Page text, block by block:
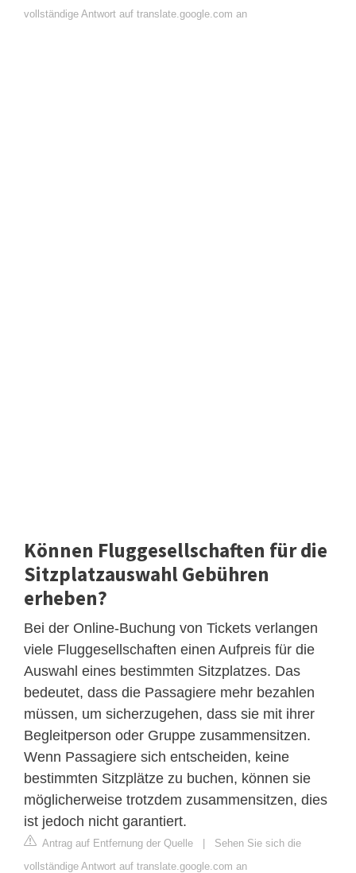
vollständige Antwort auf translate.google.com an
Können Fluggesellschaften für die
Sitzplatzauswahl Gebühren
erheben?
Bei der Online-Buchung von Tickets verlangen
viele Fluggesellschaften einen Aufpreis für die
Auswahl eines bestimmten Sitzplatzes. Das
bedeutet, dass die Passagiere mehr bezahlen
müssen, um sicherzugehen, dass sie mit ihrer
Begleitperson oder Gruppe zusammensitzen.
Wenn Passagiere sich entscheiden, keine
bestimmten Sitzplätze zu buchen, können sie
möglicherweise trotzdem zusammensitzen, dies
ist jedoch nicht garantiert.
Antrag auf Entfernung der Quelle | Sehen Sie sich die
vollständige Antwort auf translate.google.com an